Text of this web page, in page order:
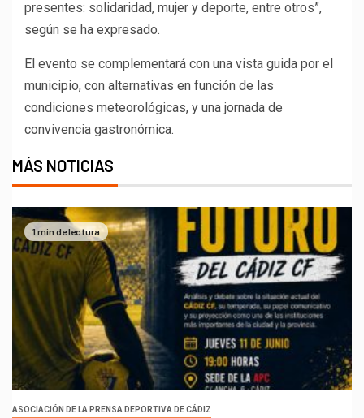
presentes: solidaridad, mujer y deporte, entre otros”,
según se ha expresado.
El evento se complementará con una vista guida por el
municipio, con alternativas en función de las
condiciones meteorológicas, y una jornada de
convivencia gastronómica.
MÁS NOTICIAS
1 min de lectura
ASOCIACIÓN DE LA PRENSA DEPORTIVA DE CÁDIZ